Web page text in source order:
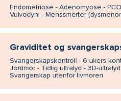
Endometriose - Adenomyose -
Vulvodyni - Menssmerter
Graviditet og
Svangerskapskontroll - 6-ukers
Jordmor - Tidlig ultralyd - 3D-
Svangerskap utenfor livmoren